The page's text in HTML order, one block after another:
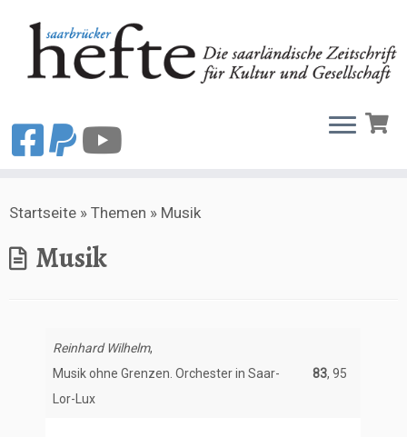
Inhalt
Startseite » Themen » Musik
Musik
Reinhard Wilhelm,
Musik ohne Grenzen. Orchester in Saar-
Lor-Lux
83, 95